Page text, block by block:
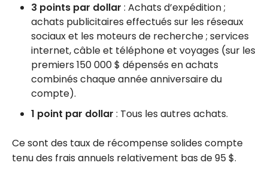
3 points par dollar : Achats d’expédition ;
achats publicitaires effectués sur les réseaux
sociaux et les moteurs de recherche ; services
internet, câble et téléphone et voyages (sur les
premiers 150 000 $ dépensés en achats
combinés chaque année anniversaire du
compte).
1 point par dollar : Tous les autres achats.
Ce sont des taux de récompense solides compte
tenu des frais annuels relativement bas de 95 $.